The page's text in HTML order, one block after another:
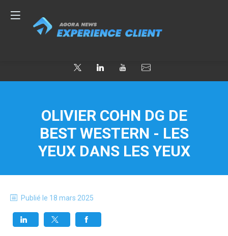
OLIVIER COHN DG DE
BEST WESTERN - LES
YEUX DANS LES YEUX
Publié le 18 mars 2025